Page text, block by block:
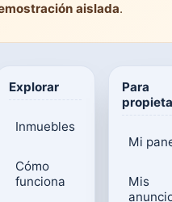
aislada.
Explorar
Inmuebles
Cómo
funciona
Para
Mi
Mis